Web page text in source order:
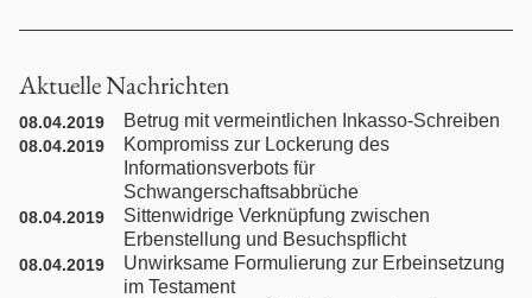
Mitbestimmungs- / Betriebsverfassungsrecht
Nachbarrecht
Nebenklage / Opferrecht
Ordnungswidrigkeiten / Bußgeldrecht
Aktuelle Nachrichten
08.04.2019 Betrug mit vermeintlichen Inkasso-Schreiben
08.04.2019
Kompromiss zur Lockerung des
Informationsverbots für
Schwangerschaftsabbrüche
08.04.2019
Sittenwidrige Verknüpfung zwischen
Erbenstellung und Besuchspflicht
08.04.2019
Unwirksame Formulierung zur Erbeinsetzung
im Testament